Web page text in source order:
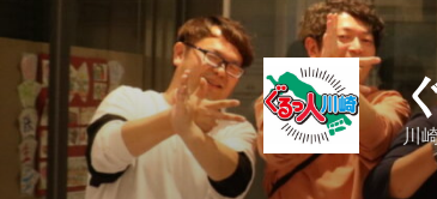
ン
川